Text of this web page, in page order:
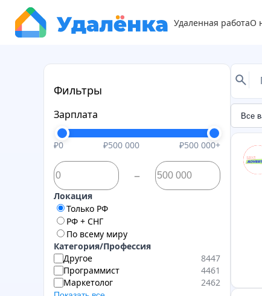
Удаленная работаО
Фильтры
Зарплата
₽0 ₽500 000 ₽500 000+
–
Локация
Только РФ
РФ + СНГ
По всему миру
Категория/Профессия
Другое
8447
Программист
4461
Маркетолог
2462